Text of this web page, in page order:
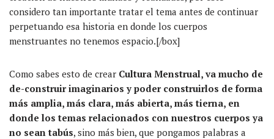
considero tan importante tratar el tema antes de continuar
perpetuando esa historia en donde los cuerpos
menstruantes no tenemos espacio.[/box]
Como sabes esto de crear Cultura Menstrual, va mucho de
de-construir imaginarios y poder construirlos de forma
más amplia, más clara, más abierta, más tierna, en
donde los temas relacionados con nuestros cuerpos ya
no sean tabús, sino más bien, que pongamos palabras a